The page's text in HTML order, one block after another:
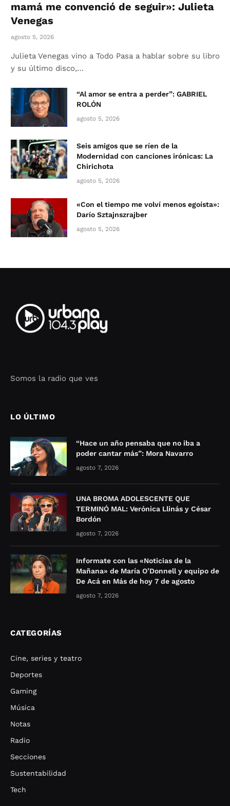
mamá me convenció de seguir»: Julieta
Venegas
agosto 5, 2026
Julieta Venegas vino a Todo Pasa a hablar sobre su libro
y su último disco,…
“Al amor se entra a perder”: GABRIEL
ROLÓN
agosto 5, 2026
Seis amigos que se ríen de la
Modernidad con canciones irónicas: La
Chirichota
agosto 5, 2026
«Con el tiempo me volví menos egoísta»:
Darío Sztajnszrajber
agosto 5, 2026
Somos la radio que ves
LO ÚLTIMO
“Hace un año pensaba que no iba a
poder cantar más”: Mora Navarro
agosto 7, 2026
UNA BROMA ADOLESCENTE QUE
TERMINÓ MAL: Verónica Llinás y César
Bordón
agosto 7, 2026
Informate con las «Noticias de la
Mañana» de María O’Donnell y equipo de
De Acá en Más de hoy 7 de agosto
agosto 7, 2026
CATEGORÍAS
Cine, series y teatro
Deportes
Gaming
Música
Notas
Radio
Secciones
Sustentabilidad
Tech